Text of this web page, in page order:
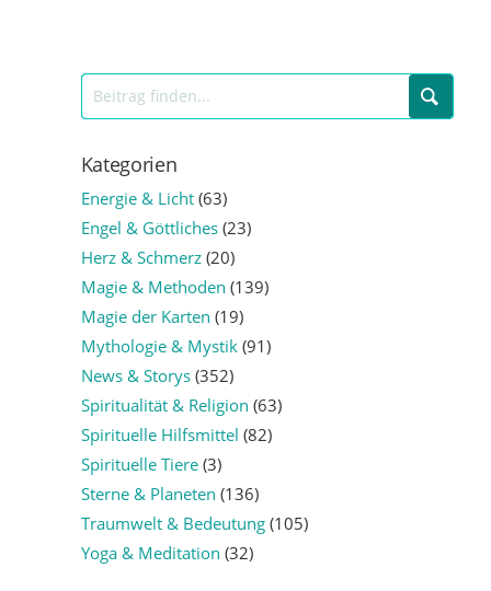
Kategorien
Energie & Licht(63)
Engel & Göttliches(23)
Herz & Schmerz(20)
Magie & Methoden (139)
Magie der Karten (19)
Mythologie & Mystik(91)
News & Storys(352)
Spiritualität & Religion (63)
Spirituelle Hilfsmittel (82)
Spirituelle Tiere(3)
Sterne & Planeten (136)
Traumwelt & Bedeutung(105)
Yoga & Meditation (32)